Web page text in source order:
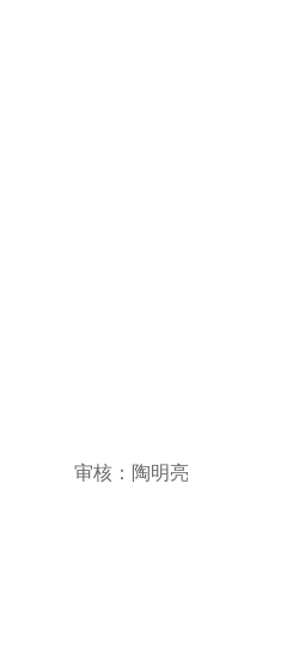
审核：陶明亮